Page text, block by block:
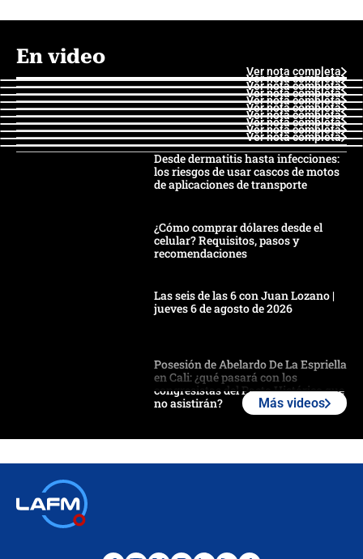
En video
Ver nota completa
Ver nota completa
Ver nota completa
Ver nota completa
Ver nota completa
Ver nota completa
Ver nota completa
Ver nota completa
Ver nota completa
Ver nota completa
Desde dermatitis hasta infecciones:
los riesgos de usar cascos de motos
de aplicaciones de transporte
¿Cómo comprar dólares desde el
celular? Requisitos, pasos y
recomendaciones
Las seis de las 6 con Juan Lozano |
jueves 6 de agosto de 2026
Posesión de Abelardo De La Espriella
en Cali: ¿qué pasará con los
congresistas del Pacto Histórico que
no asistirán?
Más videos